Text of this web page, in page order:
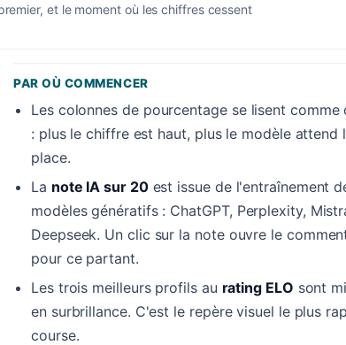
et le moment où les chiffres cessent
PAR OÙ COMMENCER
Les colonnes de pourcentage se lisent
: plus le chiffre est haut, plus le modèle attend
place.
La note IA sur 20est issue de l'entraînement
modèles génératifs : ChatGPT, Perplexity,
Deepseek. Un clic sur la note ouvre le
pour ce partant.
Les trois meilleurs profils au rating ELO sont
en surbrillance. C'est le repère visuel le plus
course.